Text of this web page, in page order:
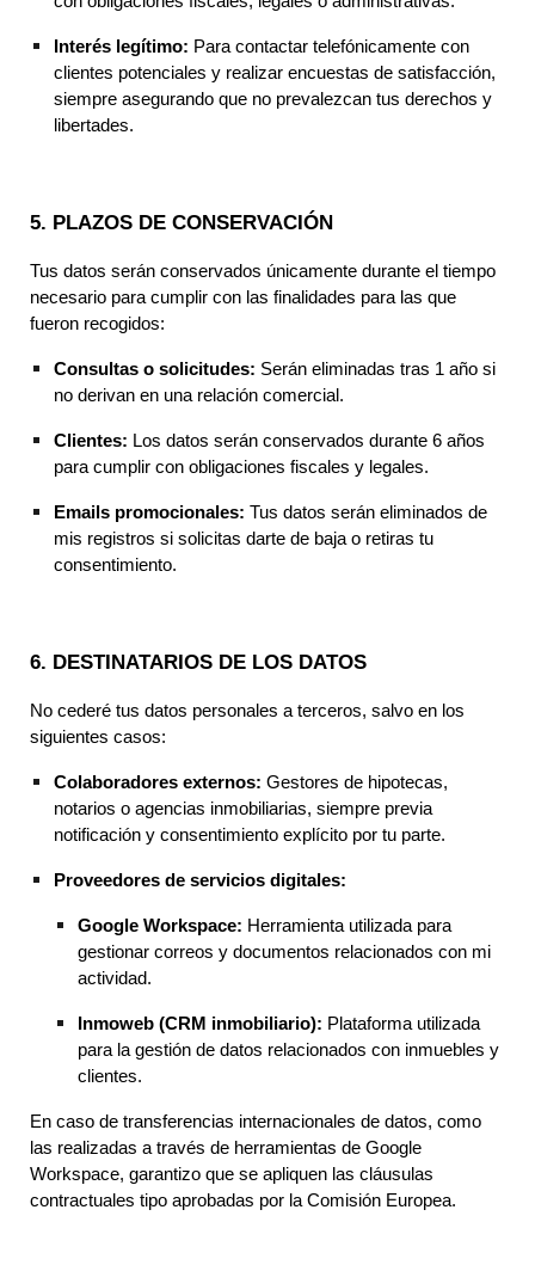
Interés legítimo: Para contactar telefónicamente con
clientes potenciales y realizar encuestas de satisfacción,
siempre asegurando que no prevalezcan tus derechos y
libertades.
5. PLAZOS DE CONSERVACIÓN
Tus datos serán conservados únicamente durante el tiempo
necesario para cumplir con las finalidades para las que
fueron recogidos:
Consultas o solicitudes: Serán eliminadas tras 1 año si
no derivan en una relación comercial.
Clientes: Los datos serán conservados durante 6 años
para cumplir con obligaciones fiscales y legales.
Emails promocionales: Tus datos serán eliminados de
mis registros si solicitas darte de baja o retiras tu
consentimiento.
6. DESTINATARIOS DE LOS DATOS
No cederé tus datos personales a terceros, salvo en los
siguientes casos:
Colaboradores externos: Gestores de hipotecas,
notarios o agencias inmobiliarias, siempre previa
notificación y consentimiento explícito por tu parte.
Proveedores de servicios digitales:
Google Workspace: Herramienta utilizada para
gestionar correos y documentos relacionados con mi
actividad.
Inmoweb (CRM inmobiliario): Plataforma utilizada
para la gestión de datos relacionados con inmuebles y
clientes.
En caso de transferencias internacionales de datos, como
las realizadas a través de herramientas de Google
Workspace, garantizo que se apliquen las cláusulas
contractuales tipo aprobadas por la Comisión Europea.